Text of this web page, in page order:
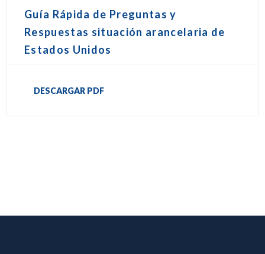
Guía Rápida de Preguntas y
Respuestas situación arancelaria de
Estados Unidos
DESCARGAR PDF